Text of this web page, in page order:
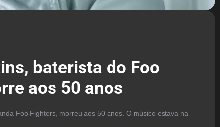
baterista do Foo
aos 50 anos
Foo Fighters, morreu aos 50 anos. O músico estava na